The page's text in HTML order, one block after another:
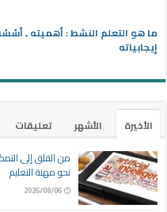
ما هو التعلم النشط : أهميته ـ أسُسُه
إيجابياته
الأخيرة الأشهر تعليقات
من القلق إلى
نحو مهنة التعليم
2026/08/06